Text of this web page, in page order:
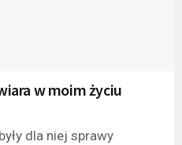
w moim życiu
dla niej sprawy